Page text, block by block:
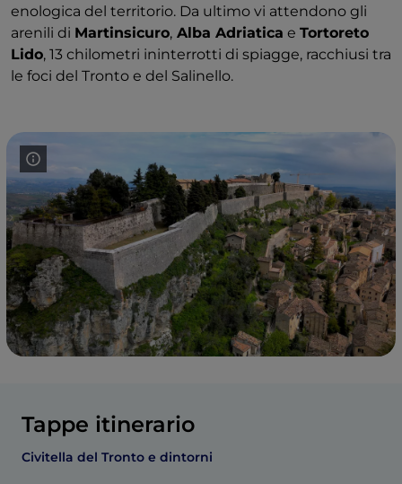
enologica del territorio. Da ultimo vi attendono gli
arenili di Martinsicuro, Alba Adriatica e Tortoreto
Lido, 13 chilometri ininterrotti di spiagge, racchiusi tra
le foci del Tronto e del Salinello.
Tappe itinerario
Civitella del Tronto e dintorni